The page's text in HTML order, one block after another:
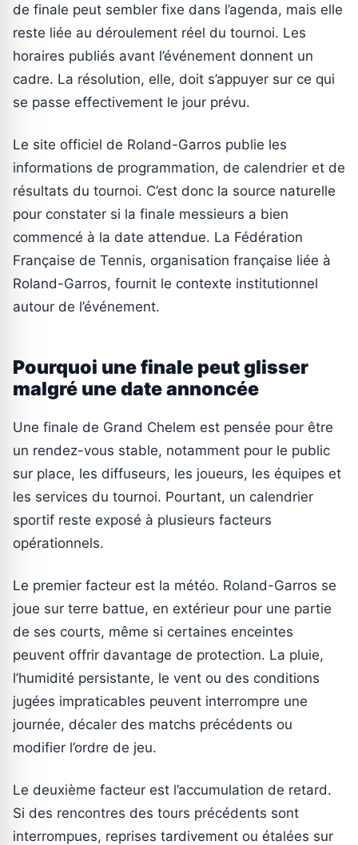
de finale peut sembler fixe dans l’agenda, mais elle
reste liée au déroulement réel du tournoi. Les
horaires publiés avant l’événement donnent un
cadre. La résolution, elle, doit s’appuyer sur ce qui
se passe effectivement le jour prévu.
Le site officiel de Roland-Garros publie les
informations de programmation, de calendrier et de
résultats du tournoi. C’est donc la source naturelle
pour constater si la finale messieurs a bien
commencé à la date attendue. La Fédération
Française de Tennis, organisation française liée à
Roland-Garros, fournit le contexte institutionnel
autour de l’événement.
Pourquoi une finale peut glisser
malgré une date annoncée
Une finale de Grand Chelem est pensée pour être
un rendez-vous stable, notamment pour le public
sur place, les diffuseurs, les joueurs, les équipes et
les services du tournoi. Pourtant, un calendrier
sportif reste exposé à plusieurs facteurs
opérationnels.
Le premier facteur est la météo. Roland-Garros se
joue sur terre battue, en extérieur pour une partie
de ses courts, même si certaines enceintes
peuvent offrir davantage de protection. La pluie,
l’humidité persistante, le vent ou des conditions
jugées impraticables peuvent interrompre une
journée, décaler des matchs précédents ou
modifier l’ordre de jeu.
Le deuxième facteur est l’accumulation de retard.
Si des rencontres des tours précédents sont
interrompues, reprises tardivement ou étalées sur